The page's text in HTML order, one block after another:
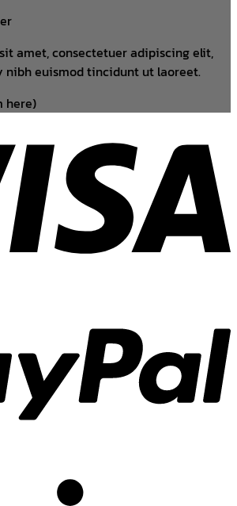
amet, consectetuer adipiscing elit,
nibh euismod tincidunt ut laoreet.
here)